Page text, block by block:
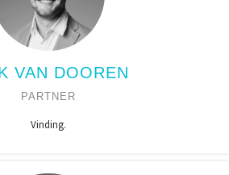
VAN DOOREN
PARTNER
Vinding.